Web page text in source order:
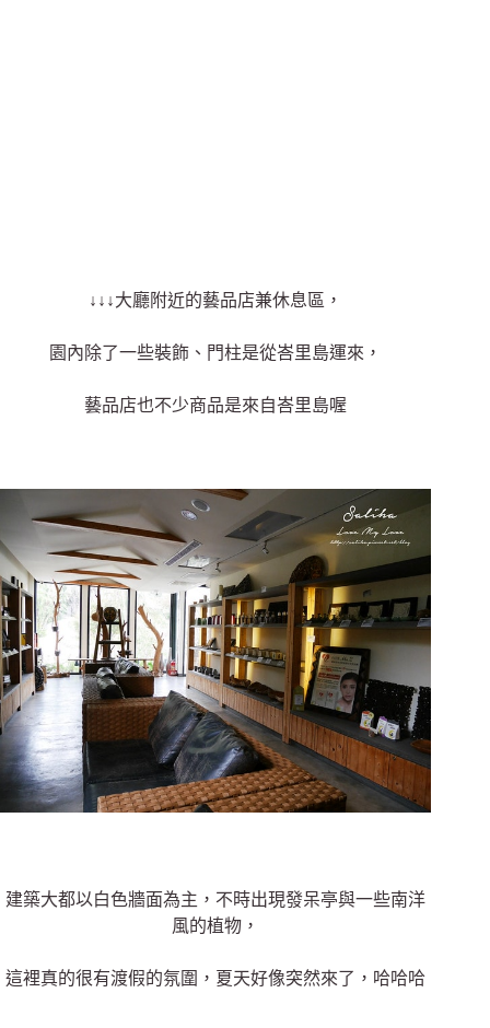
↓↓↓大廳附近的藝品店兼休息區，
園內除了一些裝飾、門柱是從峇里島運來，
藝品店也不少商品是來自峇里島喔
建築大都以白色牆面為主，不時出現發呆亭與一些南洋
風的植物，
這裡真的很有渡假的氛圍，夏天好像突然來了，哈哈哈